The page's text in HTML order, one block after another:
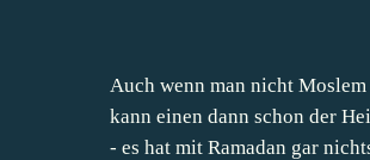
Auch wenn man nicht
kann einen dann schon der
- es hat mit Ramadan gar